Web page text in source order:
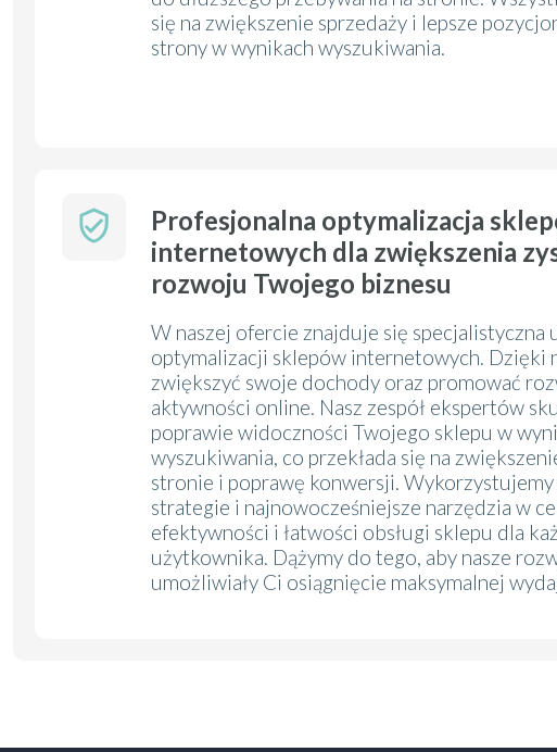
się na zwiększenie sprzedaży i lepsze
strony w wynikach wyszukiwania.
Profesjonalna optymalizacja
internetowych dla zwiększenia
rozwoju Twojego biznesu
W naszej ofercie znajduje się specjalistyczna
optymalizacji sklepów internetowych. Dzięki
zwiększyć swoje dochody oraz promować
aktywności online. Nasz zespół ekspertów
poprawie widoczności Twojego sklepu w
wyszukiwania, co przekłada się na
stronie i poprawę konwersji.
strategie i najnowocześniejsze narzędzia w
efektywności i łatwości obsługi sklepu dla
użytkownika. Dążymy do tego, aby nasze
umożliwiały Ci osiągnięcie maksymalnej